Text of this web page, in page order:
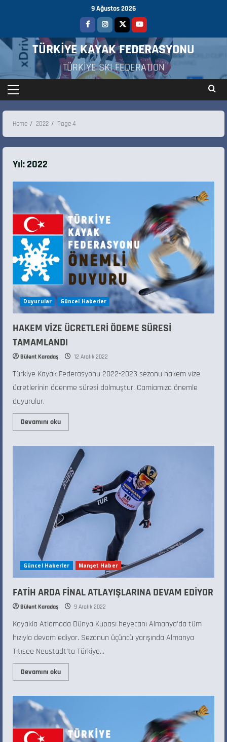
9 Ağustos 2026
TÜRKİYE KAYAK FEDERASYONU
TÜRKİYE SKI FEDERATION
Home 2022 Page 4
Yıl:2022
Duyurular Güncel Haberler
HAKEM VİZE ÜCRETLERİ ÖDEME SÜRESİ
TAMAMLANDI
Bülent Karadaş 12 Aralık 2022
Türkiye Kayak Federasyonu 2022-2023 sezonu hakem vize
ücretlerinin ödenme süresi dolmuştur. Camiamıza önemle
duyurulur.
Devamını oku
Güncel Haberler Manşet Haber
FATİH ARDA FİNAL ATLAYIŞLARINA DEVAM EDİYOR
Bülent Karadaş 9 Aralık 2022
Kayakla Atlamada Dünya Kupası heyecanı Almanya’da tüm
hızıyla devam ediyor. Sezonun üçüncü yarışında Almanya
Tıtısee Neustadt’ta Türkiye...
Devamını oku